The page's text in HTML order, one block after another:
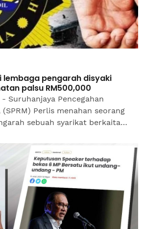
lembaga pengarah disyaki
palsu RM500,000
- Suruhanjaya Pencegahan
(SPRM) Perlis menahan seorang
sebuah syarikat berkaitan